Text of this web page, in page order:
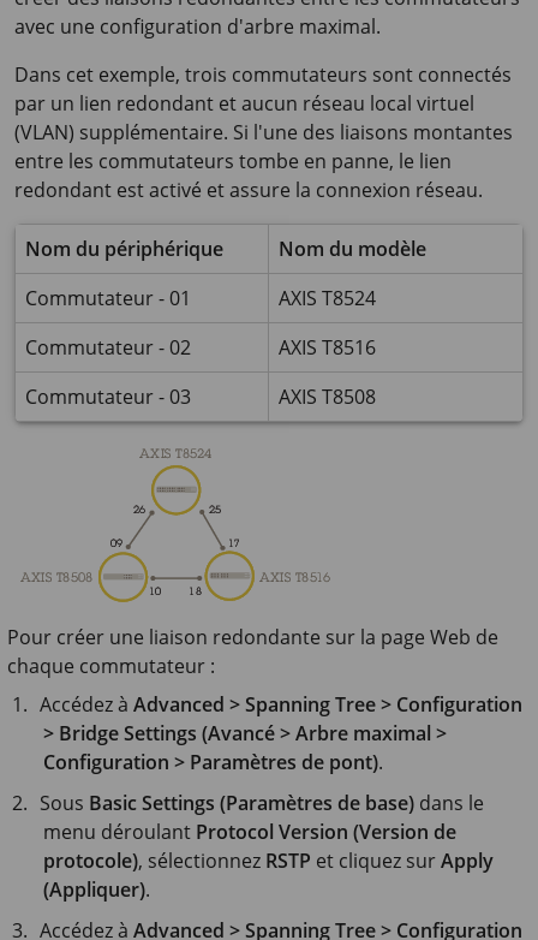
avec une configuration d'arbre maximal.
Dans cet exemple, trois commutateurs sont connectés
par un lien redondant et aucun réseau local virtuel
(VLAN) supplémentaire. Si l'une des liaisons montantes
entre les commutateurs tombe en panne, le lien
redondant est activé et assure la connexion réseau.
Nom du périphérique
Nom du modèle
Commutateur - 01
AXIS T8524
Commutateur - 02
AXIS T8516
Commutateur - 03
AXIS T8508
Pour créer une liaison redondante sur la page Web de
chaque commutateur :
Accédez àAdvanced > Spanning Tree > Configuration
> Bridge Settings (Avancé > Arbre maximal >
Configuration > Paramètres de pont).
Sous Basic Settings (Paramètres de base) dans le
menu déroulant Protocol Version (Version de
protocole), sélectionnez RSTP et cliquez surApply
(Appliquer).
Accédez àAdvanced > Spanning Tree > Configuration